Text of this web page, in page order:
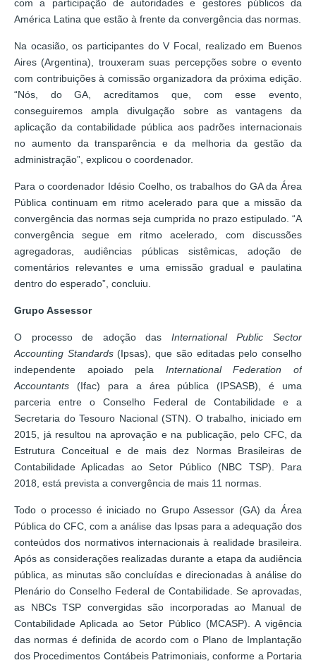
com a participação de autoridades e gestores públicos da
América Latina que estão à frente da convergência das normas.
Na ocasião, os participantes do V Focal, realizado em Buenos
Aires (Argentina), trouxeram suas percepções sobre o evento
com contribuições à comissão organizadora da próxima edição.
“Nós, do GA, acreditamos que, com esse evento,
conseguiremos ampla divulgação sobre as vantagens da
aplicação da contabilidade pública aos padrões internacionais
no aumento da transparência e da melhoria da gestão da
administração”, explicou o coordenador.
Para o coordenador Idésio Coelho, os trabalhos do GA da Área
Pública continuam em ritmo acelerado para que a missão da
convergência das normas seja cumprida no prazo estipulado. “A
convergência segue em ritmo acelerado, com discussões
agregadoras, audiências públicas sistêmicas, adoção de
comentários relevantes e uma emissão gradual e paulatina
dentro do esperado”, concluiu.
Grupo Assessor
O processo de adoção das International Public Sector
Accounting Standards(Ipsas), que são editadas pelo conselho
independente apoiado pela International Federation of
Accountants (Ifac) para a área pública (IPSASB), é uma
parceria entre o Conselho Federal de Contabilidade e a
Secretaria do Tesouro Nacional (STN). O trabalho, iniciado em
2015, já resultou na aprovação e na publicação, pelo CFC, da
Estrutura Conceitual e de mais dez Normas Brasileiras de
Contabilidade Aplicadas ao Setor Público (NBC TSP). Para
2018, está prevista a convergência de mais 11 normas.
Todo o processo é iniciado no Grupo Assessor (GA) da Área
Pública do CFC, com a análise das Ipsas para a adequação dos
conteúdos dos normativos internacionais à realidade brasileira.
Após as considerações realizadas durante a etapa da audiência
pública, as minutas são concluídas e direcionadas à análise do
Plenário do Conselho Federal de Contabilidade. Se aprovadas,
as NBCs TSP convergidas são incorporadas ao Manual de
Contabilidade Aplicada ao Setor Público (MCASP). A vigência
das normas é definida de acordo com o Plano de Implantação
dos Procedimentos Contábeis Patrimoniais, conforme a Portaria